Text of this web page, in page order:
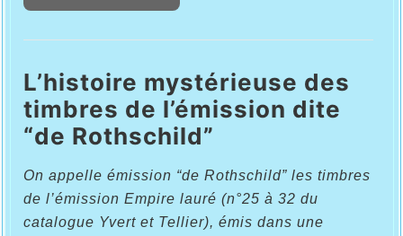
L’histoire mystérieuse des
timbres de l’émission dite
“de Rothschild”
On appelle émission “de Rothschild” les timbres
de l’émission Empire lauré (n°25 à 32 du
catalogue Yvert et Tellier), émis dans une